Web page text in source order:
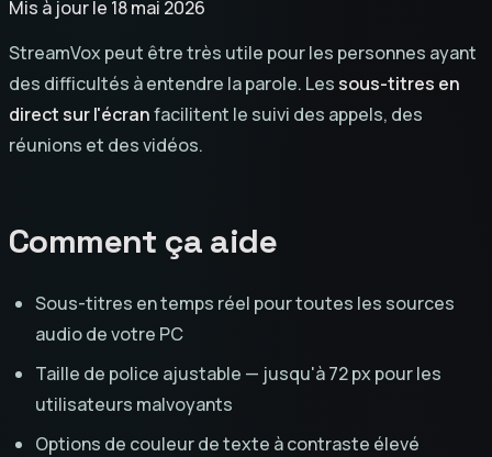
Mis à jour le 18 mai 2026
StreamVox peut être très utile pour les personnes ayant
des difficultés à entendre la parole. Lessous-titres en
direct sur l'écranfacilitent le suivi des appels, des
réunions et des vidéos.
Comment ça aide
Sous-titres en temps réel pour toutes les sources
audio de votre PC
Taille de police ajustable — jusqu'à 72 px pour les
utilisateurs malvoyants
Options de couleur de texte à contraste élevé